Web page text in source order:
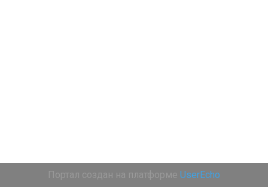
Портал создан на платформе UserEcho